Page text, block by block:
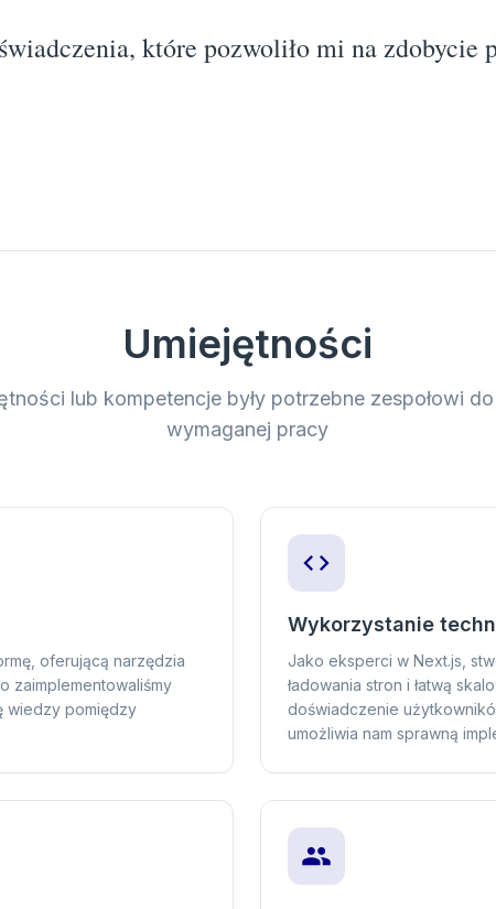
które pozwoliło mi na
Umiejętności
lub kompetencje były potrzebne zespołowi
wymaganej pracy
oferującą narzędzia
zaimplementowaliśmy
wiedzy pomiędzy
Wykorzystanie
Jako eksperci w Next.js,
ładowania stron i łatwą
doświadczenie
umożliwia nam sprawną